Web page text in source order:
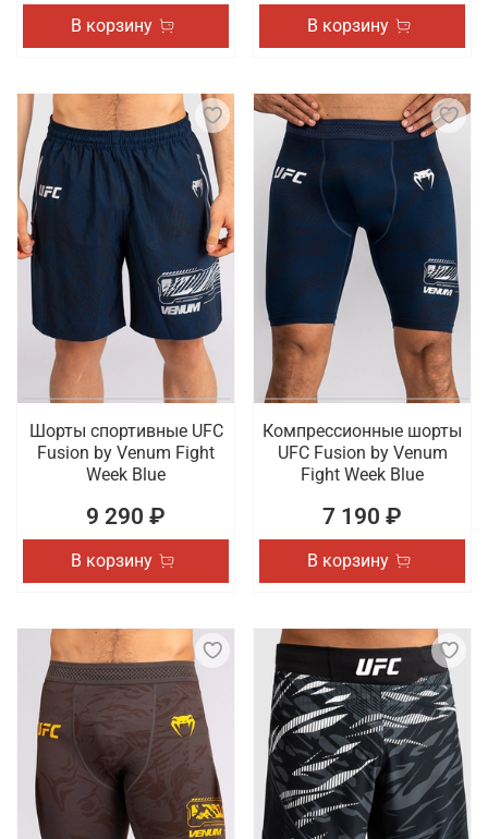
В корзину В корзину
Шорты спортивные UFC
Fusion by Venum Fight
Week Blue
9 290 ₽
В корзину
Компрессионные шорты
UFC Fusion by Venum
Fight Week Blue
7 190 ₽
В корзину